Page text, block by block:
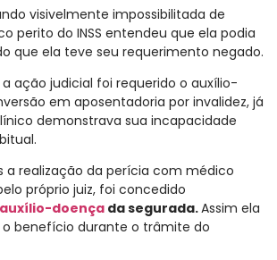
visivelmente impossibilitada de
perito do INSS entendeu que ela podia
que ela teve seu requerimento negado.
ação judicial foi requerido o auxílio-
em aposentadoria por invalidez, já
demonstrava sua incapacidade
a realização da perícia com médico
próprio juiz, foi concedido
auxílio-doença da segurada.Assim ela
o benefício durante o trâmite do